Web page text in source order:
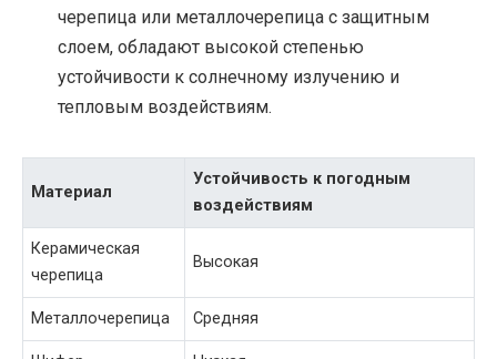
черепица или металлочерепица с защитным
слоем, обладают высокой степенью
устойчивости к солнечному излучению и
тепловым воздействиям.
Материал
Устойчивость к погодным
воздействиям
Керамическая
черепица
Высокая
Металлочерепица Средняя